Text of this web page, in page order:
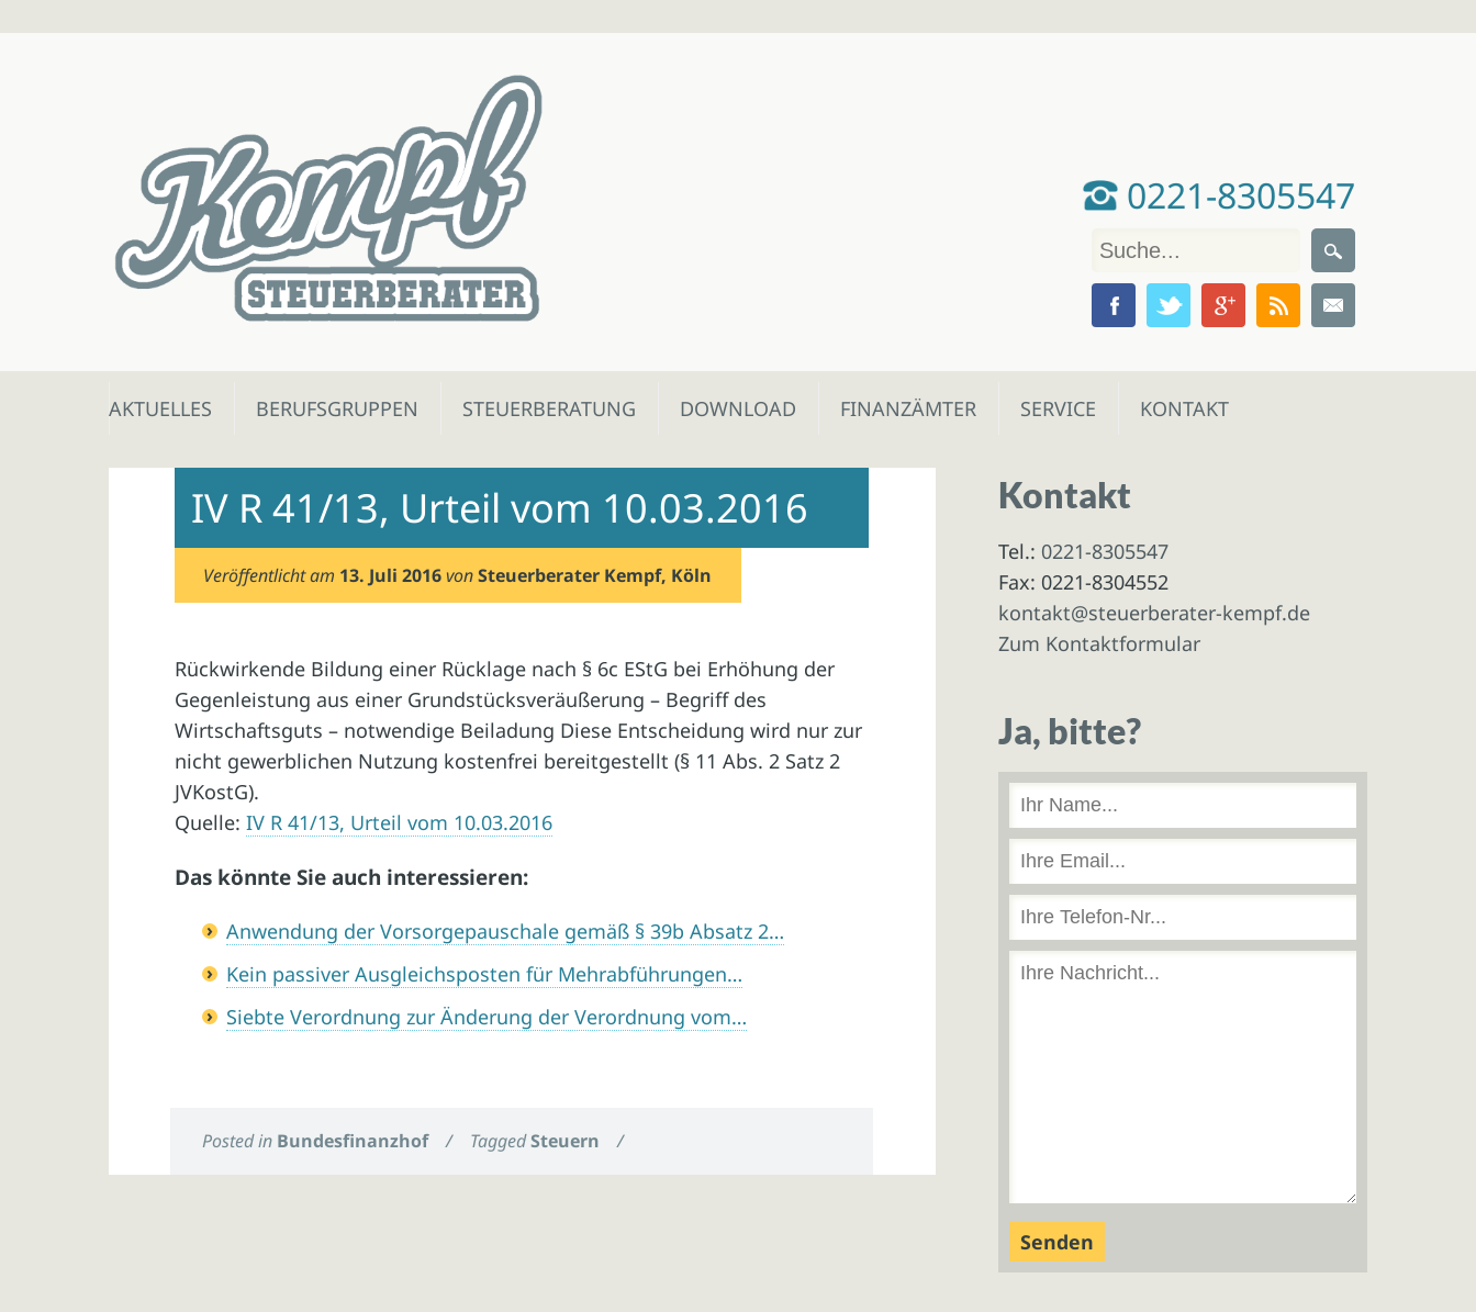
0221-8305547
Skip
AKTUELLES BERUFSGRUPPEN STEUERBERATUNG DOWNLOAD FINANZÄMTER SERVICE KONTAKT
IV R 41/13, Urteil vom 10.03.2016
Veröffentlicht am 13. Juli 2016 vonSteuerberater Kempf, Köln
Rückwirkende Bildung einer Rücklage nach § 6c EStG bei Erhöhung der
Gegenleistung aus einer Grundstücksveräußerung – Begriff des
Wirtschaftsguts – notwendige Beiladung Diese Entscheidung wird nur zur
nicht gewerblichen Nutzung kostenfrei bereitgestellt (§ 11 Abs. 2 Satz 2
JVKostG).
Quelle:IV R 41/13, Urteil vom 10.03.2016
Das könnte Sie auch interessieren:
Anwendung der Vorsorgepauschale gemäß § 39b Absatz 2…
Kein passiver Ausgleichsposten für Mehrabführungen…
Siebte Verordnung zur Änderung der Verordnung vom…
Posted in Bundesfinanzhof / TaggedSteuern /
Kontakt
Tel.: 0221-8305547
Fax: 0221-8304552
kontakt@steuerberater-kempf.de
Zum Kontaktformular
Ja, bitte?